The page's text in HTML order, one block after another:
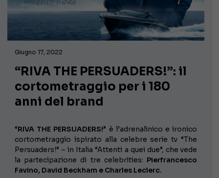
Giugno 17, 2022
“RIVA THE PERSUADERS!”: il
cortometraggio per i 180
anni del brand
“RIVA THE PERSUADERS!” è l’adrenalinico e ironico
cortometraggio ispirato alla celebre serie tv “The
Persuaders!” – in Italia “Attenti a quei due”, che vede
la partecipazione di tre celebrities: Pierfrancesco
Favino, David Beckham e Charles Leclerc.